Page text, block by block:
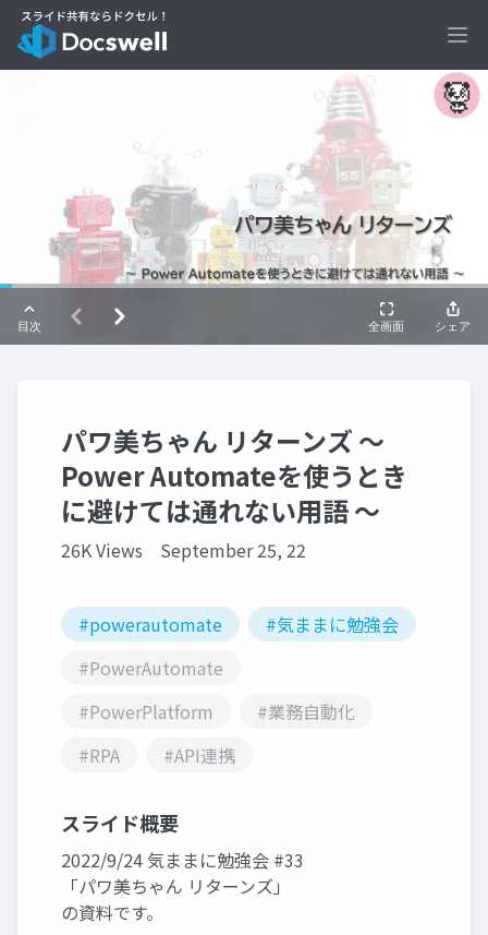
パワ美ちゃん リターンズ ～
Power Automateを使うとき
に避けては通れない用語 ～
26K Views September 25, 22
#powerautomate
#気ままに勉強会
#PowerAutomate
#PowerPlatform
#業務自動化
#RPA
#API連携
スライド概要
2022/9/24 気ままに勉強会 #33
「パワ美ちゃん リターンズ」
の資料です。